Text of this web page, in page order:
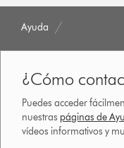
Ayuda
¿Cómo
Puedes acceder
nuestras páginas de
vídeos informativos y